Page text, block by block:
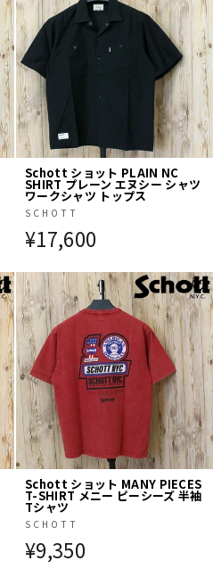
Schott ショット PLAIN NC
SHIRT プレーン エヌシー シャツ
ワークシャツ トップス
SCHOTT
¥17,600
Schott ショット MANY PIECES
T-SHIRT メニー ピーシーズ 半袖
Tシャツ
SCHOTT
¥9,350